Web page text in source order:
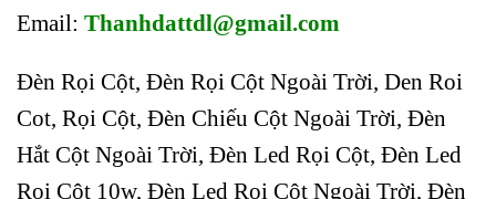
Email: Thanhdattdl@gmail.com
Đèn Rọi Cột, Đèn Rọi Cột Ngoài Trời, Den Roi
Cot, Rọi Cột, Đèn Chiếu Cột Ngoài Trời, Đèn
Hắt Cột Ngoài Trời, Đèn Led Rọi Cột, Đèn Led
Rọi Cột 10w, Đèn Led Rọi Cột Ngoài Trời, Đèn